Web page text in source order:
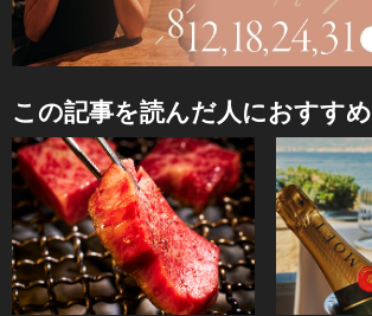
この記事を読んだ人におすすめ